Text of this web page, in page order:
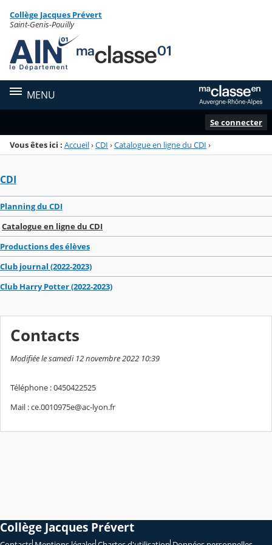
Menu de la rubrique
Contenu
Collège Jacques Prévert
Saint-Genis-Pouilly
MENU
Se connecter
Vous êtes ici : Accueil›CDI ›Catalogue en ligne du CDI ›
CDI
Planning du CDI
Catalogue en ligne du CDI
Productions des élèves
Club journal (2022-2023)
Club Harry Potter (2022-2023)
Contacts
Modifiée le samedi 12 novembre 2022 10:39
Téléphone : 0450422525
Mail : ce.0010975e@ac-lyon.fr
Collège Jacques Prévert